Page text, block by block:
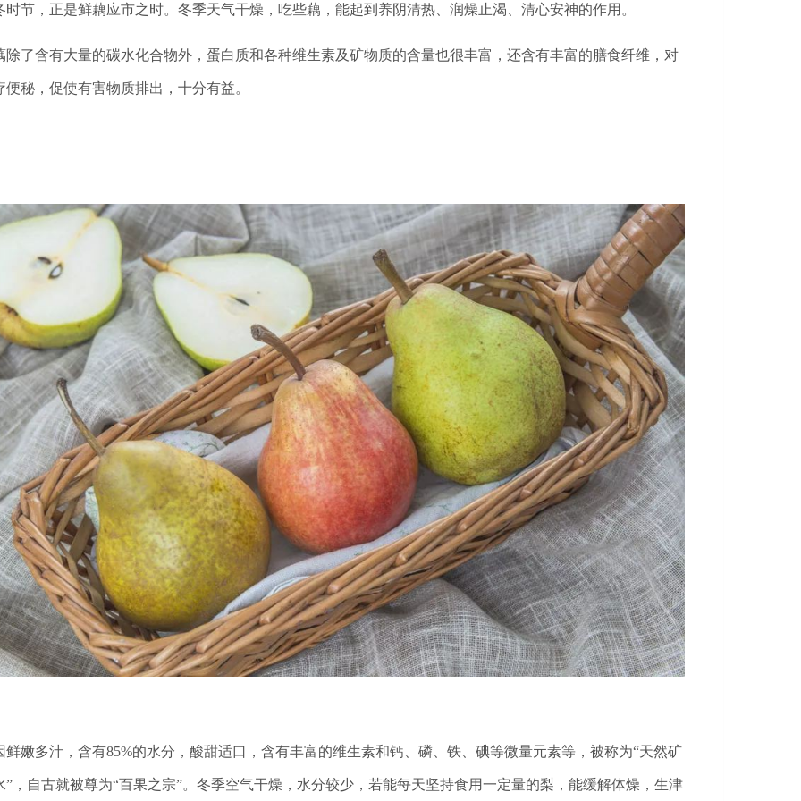
时节，正是鲜藕应市之时。冬季天气干燥，吃些藕，能起到养阴清热、润燥止渴、清心安神的作用。
除了含有大量的碳水化合物外，蛋白质和各种维生素及矿物质的含量也很丰富，还含有丰富的膳食纤维，对
便秘，促使有害物质排出，十分有益。
鲜嫩多汁，含有85%的水分，酸甜适口，含有丰富的维生素和钙、磷、铁、碘等微量元素等，被称为“天然矿
”，自古就被尊为“百果之宗”。冬季空气干燥，水分较少，若能每天坚持食用一定量的梨，能缓解体燥，生津